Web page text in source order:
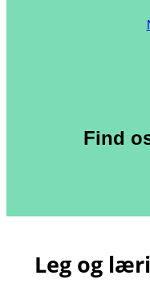
Find
Leg og